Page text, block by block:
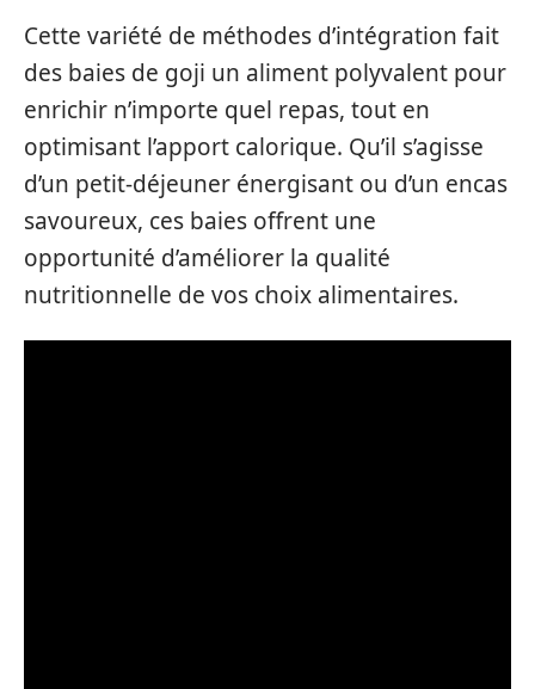
Cette variété de méthodes d’intégration fait
des baies de goji un aliment polyvalent pour
enrichir n’importe quel repas, tout en
optimisant l’apport calorique. Qu’il s’agisse
d’un petit-déjeuner énergisant ou d’un encas
savoureux, ces baies offrent une
opportunité d’améliorer la qualité
nutritionnelle de vos choix alimentaires.